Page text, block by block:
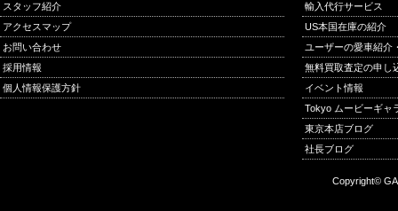
スタッフ紹介
アクセスマップ
お問い合わせ
採用情報
個人情報保護方針
輸入代行サービス
US本国在庫の紹介
ユーザーの愛車紹介
無料買取査定の申し
イベント情報
Tokyo ムービーギャ
東京本店ブログ
社長ブログ
Copyright©